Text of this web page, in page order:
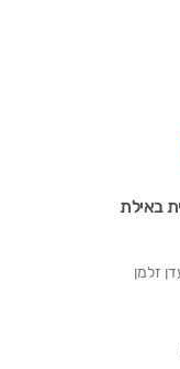
באילת